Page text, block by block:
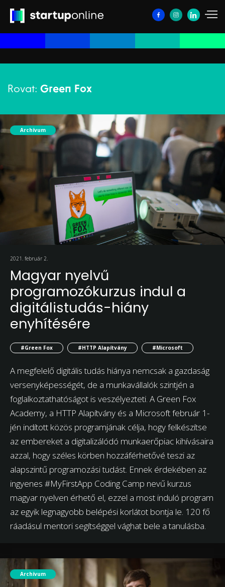
Rovat: Green Fox
Archívum
2021. február 2.
Magyar nyelvű
programozókurzus indul a
digitálistudás-hiány
enyhítésére
#Green Fox #HTTP Alapítvány #Microsoft
A megfelelő digitális tudás hiánya nemcsak a gazdaság
versenyképességét, de a munkavállalók szintjén a
foglalkoztathatóságot is veszélyezteti. A Green Fox
Academy, a HTTP Alapítvány és a Microsoft február 1-
jén indított közös programjának célja, hogy felkészítse
az embereket a digitalizálódó munkaerőpiac kihívásaira
azzal, hogy széles körben hozzáférhetővé teszi az
alapszintű programozási tudást. Ennek érdekében az
ingyenes #MyFirstApp Coding Camp nevű kurzus
magyar nyelven érhető el, ezzel a most induló program
az egyik legnagyobb belépési korlátot bontja le. 120 fő
ráadásul mentori segítséggel vághat bele a tanulásba.
Archívum